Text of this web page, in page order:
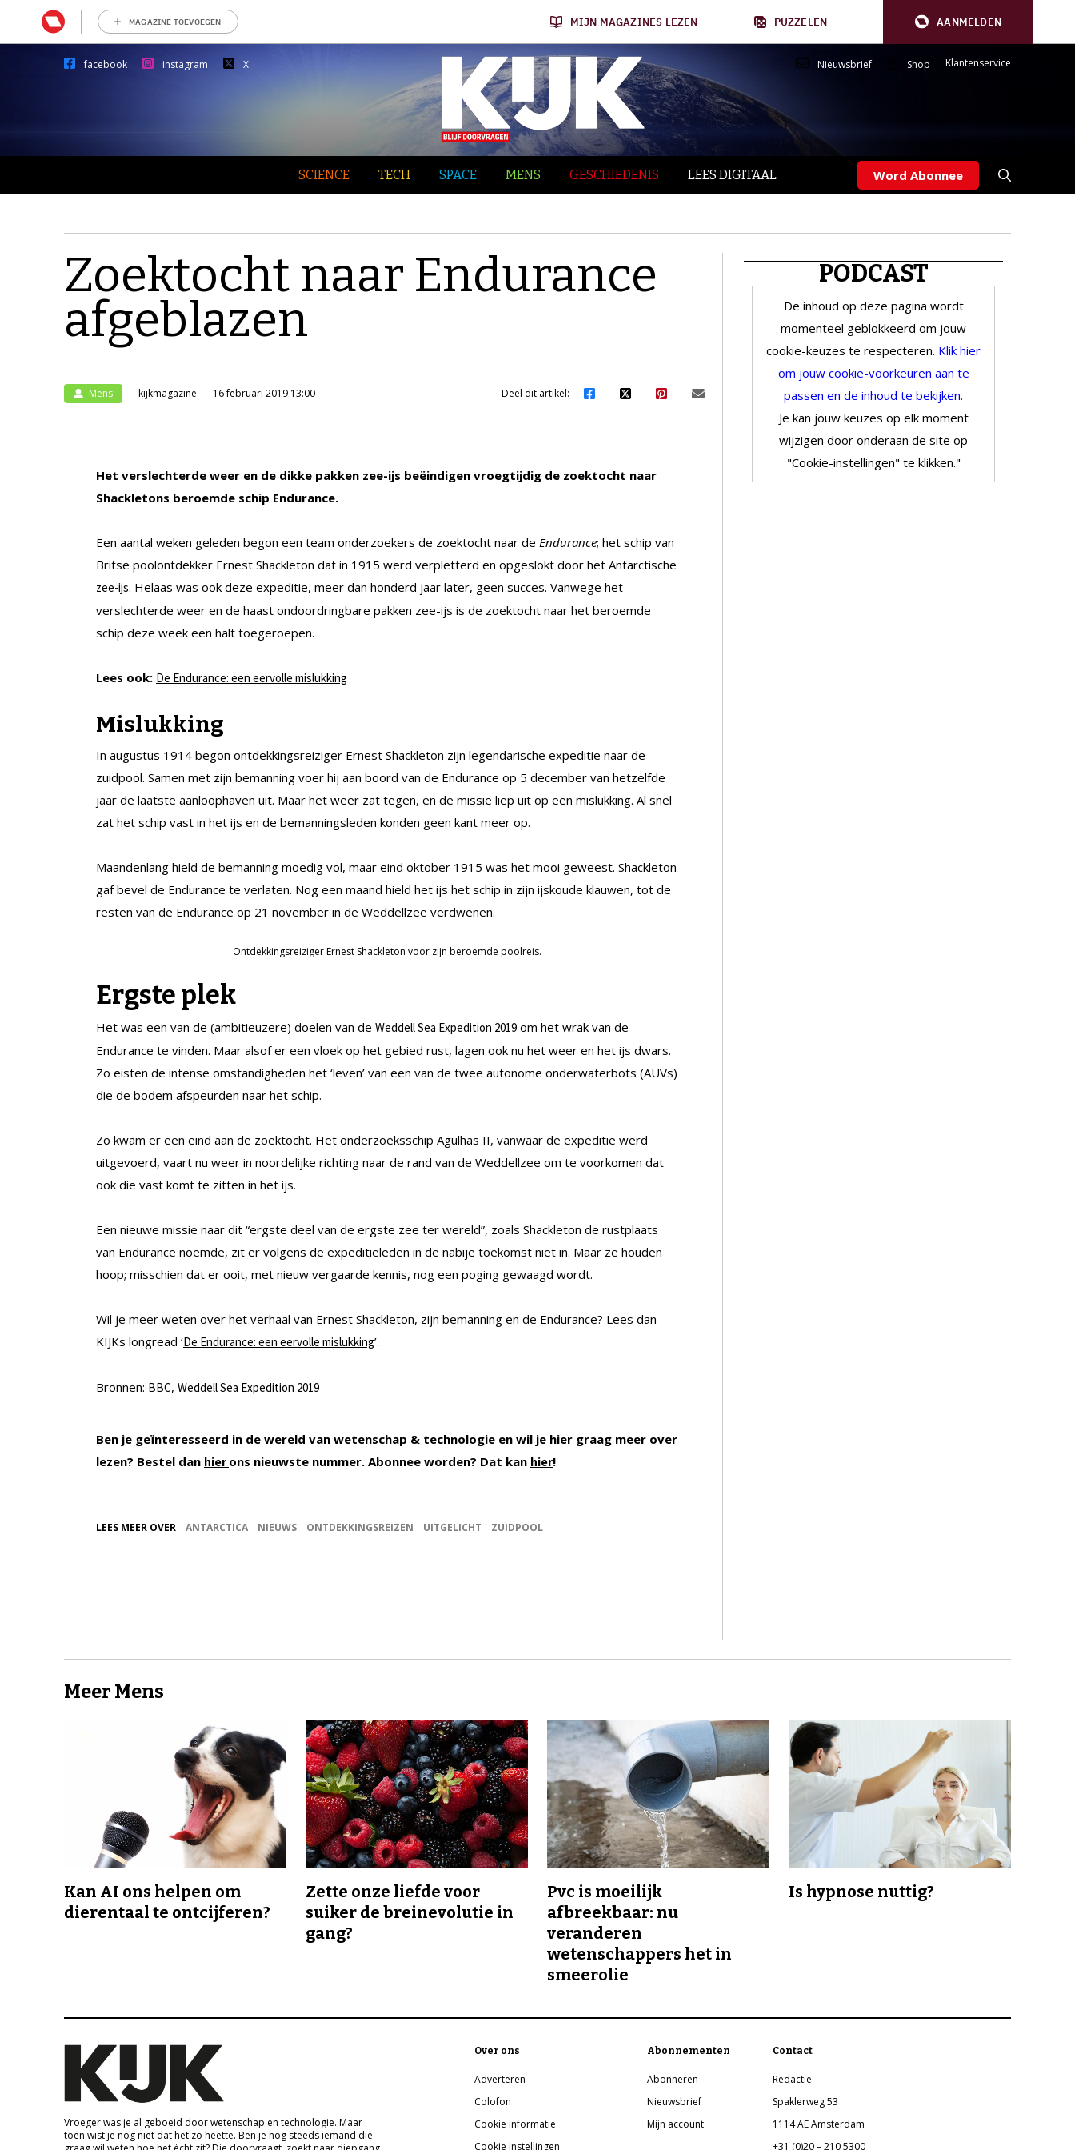
MAGAZINE TOEVOEGEN MIJN MAGAZINES LEZEN PUZZELEN AANMELDEN
facebook instagram X Nieuwsbrief Shop Klantenservice
SCIENCE TECH SPACE MENS GESCHIEDENIS LEES DIGITAAL Word Abonnee
Zoektocht naar Endurance
afgeblazen
Mens kijkmagazine 16 februari 2019 13:00 Deel dit artikel:
Het verslechterde weer en de dikke pakken zee-ijs beëindigen vroegtijdig de zoektocht naar
Shackletons beroemde schip Endurance.
Een aantal weken geleden begon een team onderzoekers de zoektocht naar de Endurance; het schip van
Britse poolontdekker Ernest Shackleton dat in 1915 werd verpletterd en opgeslokt door het Antarctische
zee-ijs. Helaas was ook deze expeditie, meer dan honderd jaar later, geen succes. Vanwege het
verslechterde weer en de haast ondoordringbare pakken zee-ijs is de zoektocht naar het beroemde
schip deze week een halt toegeroepen.
Lees ook: De Endurance: een eervolle mislukking
Mislukking
In augustus 1914 begon ontdekkingsreiziger Ernest Shackleton zijn legendarische expeditie naar de
zuidpool. Samen met zijn bemanning voer hij aan boord van de Endurance op 5 december van hetzelfde
jaar de laatste aanloophaven uit. Maar het weer zat tegen, en de missie liep uit op een mislukking. Al snel
zat het schip vast in het ijs en de bemanningsleden konden geen kant meer op.
Maandenlang hield de bemanning moedig vol, maar eind oktober 1915 was het mooi geweest. Shackleton
gaf bevel de Endurance te verlaten. Nog een maand hield het ijs het schip in zijn ijskoude klauwen, tot de
resten van de Endurance op 21 november in de Weddellzee verdwenen.
Ontdekkingsreiziger Ernest Shackleton voor zijn beroemde poolreis.
Ergste plek
Het was een van de (ambitieuzere) doelen van de Weddell Sea Expedition 2019 om het wrak van de
Endurance te vinden. Maar alsof er een vloek op het gebied rust, lagen ook nu het weer en het ijs dwars.
Zo eisten de intense omstandigheden het ‘leven’ van een van de twee autonome onderwaterbots (AUVs)
die de bodem afspeurden naar het schip.
Zo kwam er een eind aan de zoektocht. Het onderzoeksschip Agulhas II, vanwaar de expeditie werd
uitgevoerd, vaart nu weer in noordelijke richting naar de rand van de Weddellzee om te voorkomen dat
ook die vast komt te zitten in het ijs.
Een nieuwe missie naar dit “ergste deel van de ergste zee ter wereld”, zoals Shackleton de rustplaats
van Endurance noemde, zit er volgens de expeditieleden in de nabije toekomst niet in. Maar ze houden
hoop; misschien dat er ooit, met nieuw vergaarde kennis, nog een poging gewaagd wordt.
Wil je meer weten over het verhaal van Ernest Shackleton, zijn bemanning en de Endurance? Lees dan
KIJKs longread ‘De Endurance: een eervolle mislukking’.
Bronnen: BBC, Weddell Sea Expedition 2019
Ben je geïnteresseerd in de wereld van wetenschap & technologie en wil je hier graag meer over
lezen? Bestel dan hier ons nieuwste nummer. Abonnee worden? Dat kan hier!
LEES MEER OVER ANTARCTICA NIEUWS ONTDEKKINGSREIZEN UITGELICHT ZUIDPOOL
PODCAST
De inhoud op deze pagina wordt
momenteel geblokkeerd om jouw
cookie-keuzes te respecteren. Klik hier
om jouw cookie-voorkeuren aan te
passen en de inhoud te bekijken.
Je kan jouw keuzes op elk moment
wijzigen door onderaan de site op
"Cookie-instellingen" te klikken."
Meer Mens
Kan AI ons helpen om
dierentaal te ontcijferen?
Zette onze liefde voor
suiker de breinevolutie in
gang?
Pvc is moeilijk
afbreekbaar: nu
veranderen
wetenschappers het in
smeerolie
Is hypnose nuttig?
Vroeger was je al geboeid door wetenschap en technologie. Maar
toen wist je nog niet dat het zo heette. Ben je nog steeds iemand die
Over ons
Adverteren
Colofon
Cookie informatie
Cookie Instellingen
Abonnementen
Abonneren
Nieuwsbrief
Mijn account
Contact
Redactie
Spaklerweg 53
1114 AE Amsterdam
+31 (0)20 – 210 5300